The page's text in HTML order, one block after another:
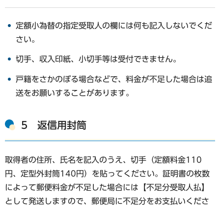
定額小為替の指定受取人の欄には何も記入しないでくだ
さい。
切手、収入印紙、小切手等は受付できません。
戸籍をさかのぼる場合などで、料金が不足した場合は追
送をお願いすることがあります。
5 返信用封筒
取得者の住所、氏名を記入のうえ、切手（定額料金110
円、定型外封筒140円）を貼ってください。証明書の枚数
によって郵便料金が不足した場合には【不足分受取人払】
として発送しますので、郵便局に不足分をお支払いくださ